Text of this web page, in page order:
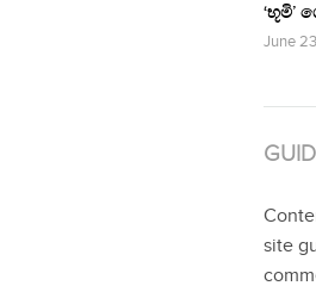
‘භූමි’
June
site